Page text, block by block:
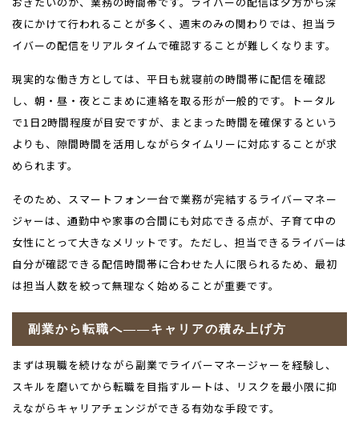
夜にかけて行われることが多く、週末のみの関わりでは、担当ラ
イバーの配信をリアルタイムで確認することが難しくなります。
現実的な働き方としては、平日も就寝前の時間帯に配信を確認
し、朝・昼・夜とこまめに連絡を取る形が一般的です。トータル
で1日2時間程度が目安ですが、まとまった時間を確保するという
よりも、隙間時間を活用しながらタイムリーに対応することが求
められます。
そのため、スマートフォン一台で業務が完結するライバーマネー
ジャーは、通勤中や家事の合間にも対応できる点が、子育て中の
女性にとって大きなメリットです。ただし、担当できるライバーは
自分が確認できる配信時間帯に合わせた人に限られるため、最初
は担当人数を絞って無理なく始めることが重要です。
副業から転職へ――キャリアの積み上げ方
まずは現職を続けながら副業でライバーマネージャーを経験し、
スキルを磨いてから転職を目指すルートは、リスクを最小限に抑
えながらキャリアチェンジができる有効な手段です。